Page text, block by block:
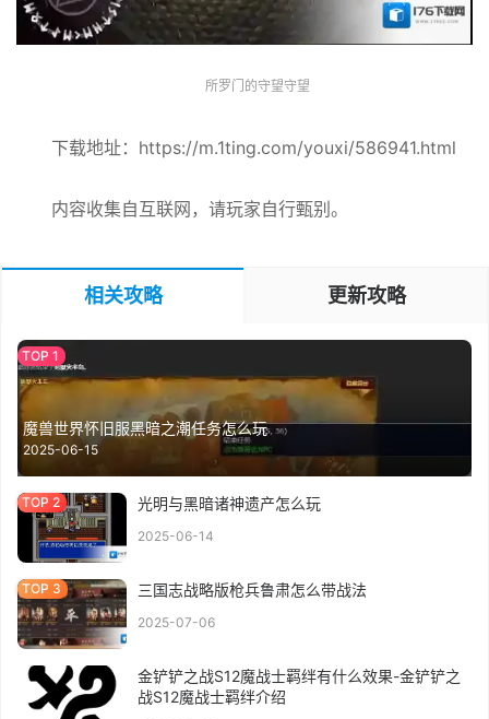
所罗门的守望守望
下载地址：https://m.1ting.com/youxi/586941.html
内容收集自互联网，请玩家自行甄别。
相关攻略 更新攻略
魔兽世界怀旧服黑暗之潮任务怎么玩
2025-06-15
光明与黑暗诸神遗产怎么玩
2025-06-14
三国志战略版枪兵鲁肃怎么带战法
2025-07-06
金铲铲之战S12魔战士羁绊有什么效果-金铲铲之
战S12魔战士羁绊介绍